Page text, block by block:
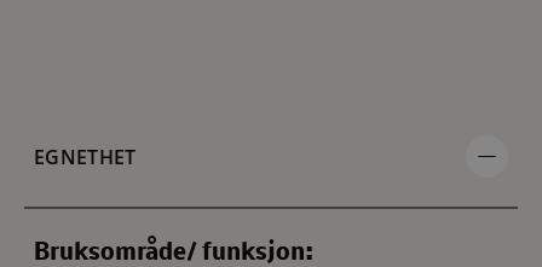
EGNETHET
Bruksområde/ funksjon: